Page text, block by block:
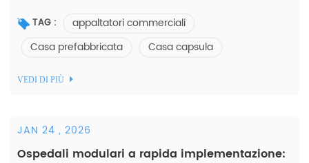
campeggi e gli appaltatori commerci...
TAG :
appaltatori commerciali
Casa prefabbricata
Casa capsula
VEDI DI PIÙ
JAN 24 , 2026
Ospedali modulari a rapida implementazione: